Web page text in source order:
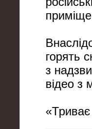
горять
з
відео з
«Триває